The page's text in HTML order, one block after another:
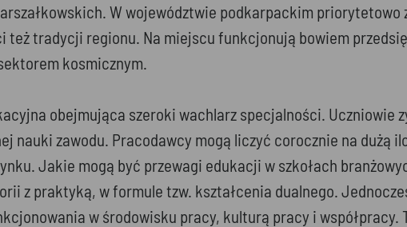
W województwie podkarpackim
tradycji regionu. Na miejscu funkcjonują bowiem
kosmicznym.
obejmująca szeroki wachlarz specjalności. Uczniowie
nauki zawodu. Pracodawcy mogą liczyć corocznie na dużą
Jakie mogą być przewagi edukacji w szkołach
z praktyką, w formule tzw. kształcenia dualnego.
w środowisku pracy, kulturą pracy i współpracy.